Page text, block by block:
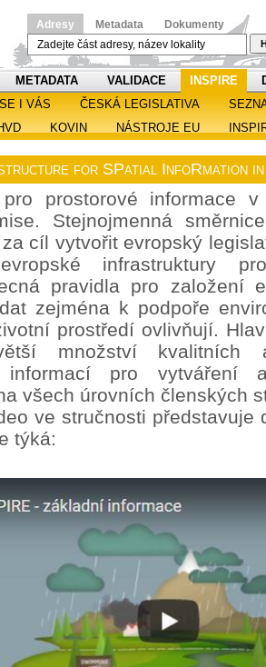
Adresy Metadata Dokumenty
METADATA VALIDACE INSPIRE
I VÁS ČESKÁ LEGISLATIVA
KOVIN NÁSTROJE EU
for SPatial InfoRmation
pro prostorové informace
Stejnojmenná
cíl vytvořit evropský
infrastruktury
pravidla pro založení
zejména k podpoře
prostředí ovlivňují.
množství kvalitních
informací pro vytváření
všech úrovních členských
ve stručnosti představuje
týká: